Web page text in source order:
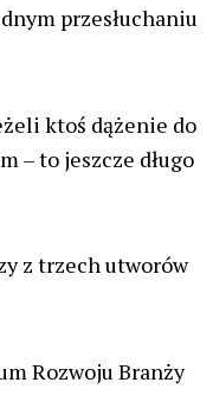
przesłuchaniu
ktoś dążenie do
– to jeszcze długo
z trzech utworów
Rozwoju Branży